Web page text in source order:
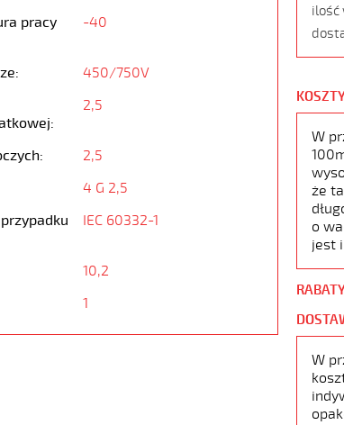
pracy
-40
450/750V
2,5
2,5
4 G 2,5
IEC 60332-1
10,2
1
ilość
W
że
o
jest
W